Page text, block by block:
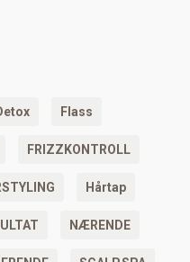
Flass
FRIZZKONTROLL
Hårtap
NÆRENDE